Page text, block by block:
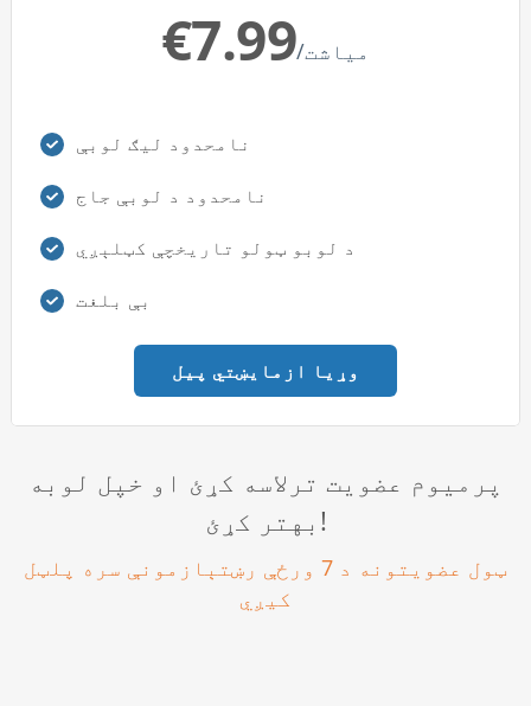
€7.99 /میاشت
نامحدود لیګ لوبې
نامحدود د لوبې جاج
د لوبو ټولو تاريخچې کټلېږي
بې بلغت
وړیا ازمایښتي پیل
پرمیوم عضویت ترلاسه کړئ او خپل لوبه
بهتر کړئ!
ټول عضویتونه د 7 ورځې رښتېازمونې سره پلټل
کیږي